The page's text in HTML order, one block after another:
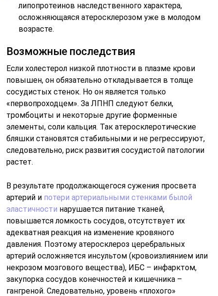
липопротеинов наследственного характера,
осложняющаяся атеросклерозом уже в молодом
возрасте.
Возможные последствия
Если холестерол низкой плотности в плазме крови
повышен, он обязательно откладывается в толще
сосудистых стенок. Но он является только
«первопроходцем». За ЛПНП следуют белки,
тромбоциты и некоторые другие форменные
элементы, соли кальция. Так атеросклеротические
бляшки становятся стабильными и не регрессируют,
следовательно, риск развития сосудистой патологии
растет.
В результате продолжающегося сужения просвета
артерий и потери артериальными стенками былой
эластичности нарушается питание тканей,
повышается ломкость сосудов, отсутствует их
адекватная реакция на изменение кровяного
давления. Поэтому атеросклероз церебральных
артерий осложняется инсультом (кровоизлиянием или
некрозом мозгового вещества), ИБС – инфарктом,
закупорка сосудов конечностей и кишечника –
гангреной. Следовательно, уровень «плохого»